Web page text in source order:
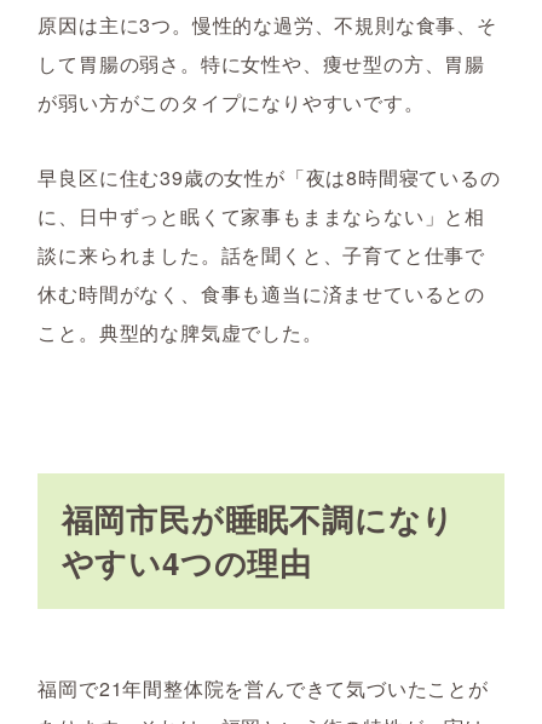
原因は主に3つ。慢性的な過労、不規則な食事、そ
して胃腸の弱さ。特に女性や、痩せ型の方、胃腸
が弱い方がこのタイプになりやすいです。
早良区に住む39歳の女性が「夜は8時間寝ているの
に、日中ずっと眠くて家事もままならない」と相
談に来られました。話を聞くと、子育てと仕事で
休む時間がなく、食事も適当に済ませているとの
こと。典型的な脾気虚でした。
福岡市民が睡眠不調になり
やすい4つの理由
福岡で21年間整体院を営んできて気づいたことが